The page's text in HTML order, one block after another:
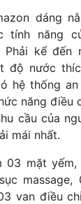
dáng
tính năng
Phải kể
độ nước
hệ thống
năng điều
cầu của
mái nhất.
03 mặt yếm,
massage,
van điều